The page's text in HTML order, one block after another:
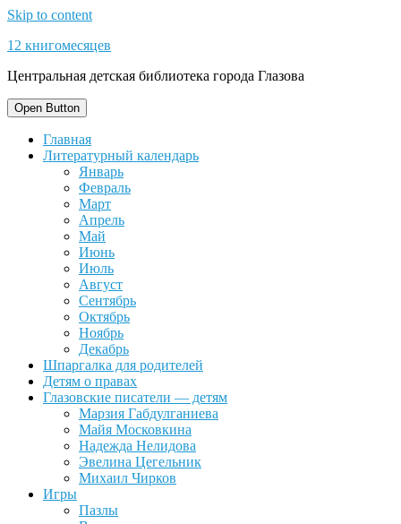
Skip to content
12 книгомесяцев
Центральная детская библиотека города Глазова
Open Button
Главная
Литературный календарь
Январь
Февраль
Март
Апрель
Май
Июнь
Июль
Август
Сентябрь
Октябрь
Ноябрь
Декабрь
Шпаргалка для родителей
Детям о правах
Глазовские писатели — детям
Марзия Габдулганиева
Майя Московкина
Надежда Нелидова
Эвелина Цегельник
Михаил Чирков
Игры
Пазлы